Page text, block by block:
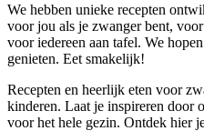
We hebben unieke recepten
voor jou als je zwanger bent,
voor iedereen aan tafel. We
genieten. Eet smakelijk!
Recepten en heerlijk eten voor
kinderen. Laat je inspireren door
voor het hele gezin. Ontdek hier